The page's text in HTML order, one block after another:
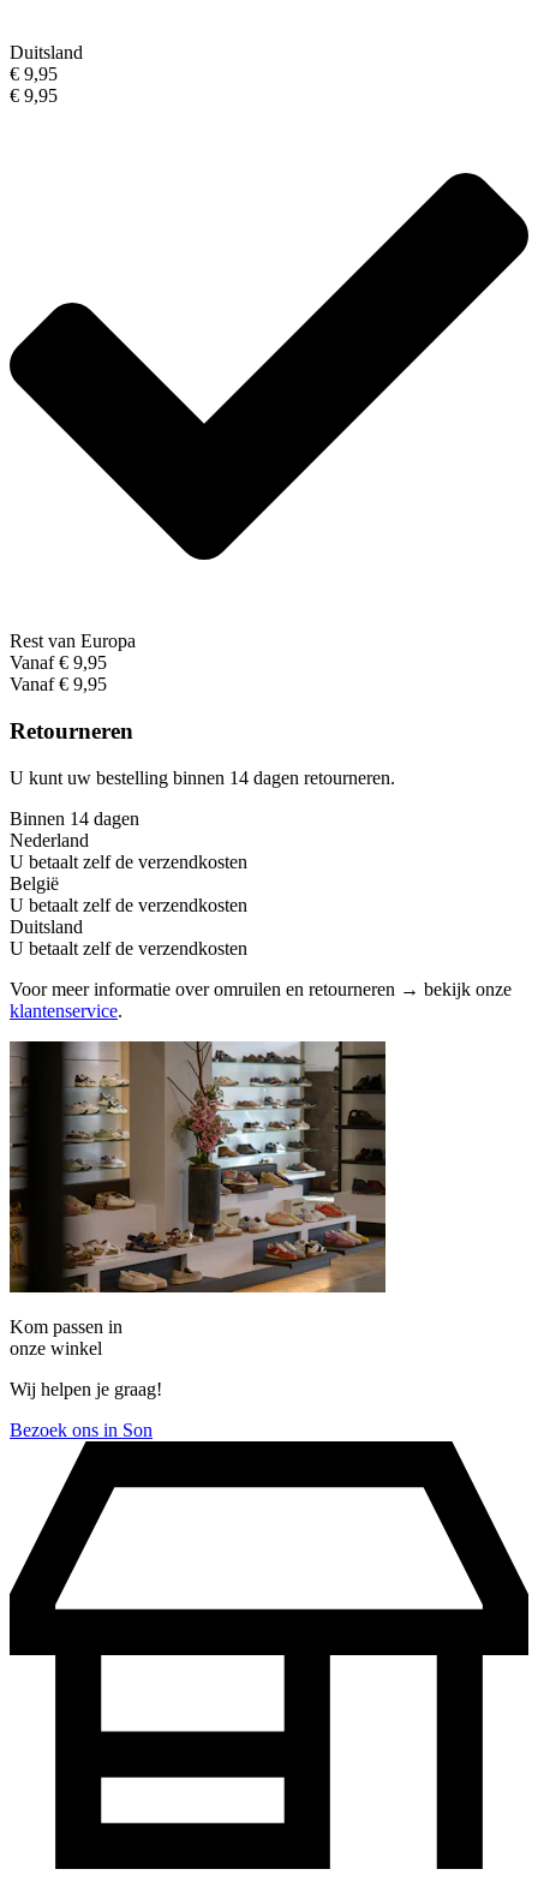
Duitsland
€ 9,95
€ 9,95
Rest van Europa
Vanaf € 9,95
Vanaf € 9,95
Retourneren
U kunt uw bestelling binnen 14 dagen retourneren.
Binnen 14 dagen
Nederland
U betaalt zelf de verzendkosten
België
U betaalt zelf de verzendkosten
Duitsland
U betaalt zelf de verzendkosten
Voor meer informatie over omruilen en retourneren → bekijk onze
klantenservice.
Kom passen in
onze winkel
Wij helpen je graag!
Bezoek ons in Son